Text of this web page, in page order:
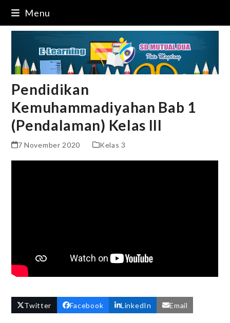
content
Menu
Pendidikan
Kemuhammadiyahan Bab 1
(Pendalaman) Kelas III
7 November 2020 Kelas 3
Twitter Facebook LinkedIn Email